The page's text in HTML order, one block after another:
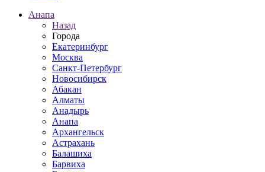
Анапа
Назад
Города
Екатеринбург
Москва
Санкт-Петербург
Новосибирск
Абакан
Алматы
Анадырь
Анапа
Архангельск
Астрахань
Балашиха
Барвиха